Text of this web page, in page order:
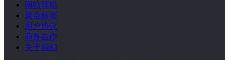
网站导航
聚合标签
用户协议
商务合作
关于我们